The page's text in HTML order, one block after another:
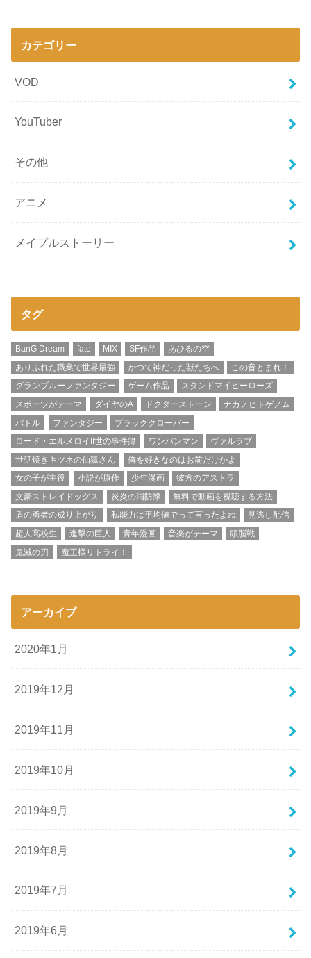
カテゴリー
VOD
YouTuber
その他
アニメ
メイプルストーリー
タグ
BanG Dream fate MIX SF作品
あひるの空
ありふれた職業で世界最強
かつて神だった獣たちへ
この音とまれ！
グランブルーファンタジー
ゲーム作品
スタンドマイヒーローズ
スポーツがテーマ
ダイヤのA ドクターストーン
ナカノヒトゲノム
バトル
ファンタジー
ブラッククローバー
ロード・エルメロイII世の事件簿
ワンパンマン
ヴァルラブ
世話焼きキツネの仙狐さん
俺を好きなのはお前だけかよ
女の子が主役
小説が原作 少年漫画
彼方のアストラ
文豪ストレイドッグス
炎炎の消防隊
無料で動画を視聴する方法
盾の勇者の成り上がり
私能力は平均値でって言ったよね
見逃し配信
超人高校生
進撃の巨人 青年漫画 音楽がテーマ
頭脳戦
鬼滅の刃
魔王様リトライ！
アーカイブ
2020年1月
2019年12月
2019年11月
2019年10月
2019年9月
2019年8月
2019年7月
2019年6月